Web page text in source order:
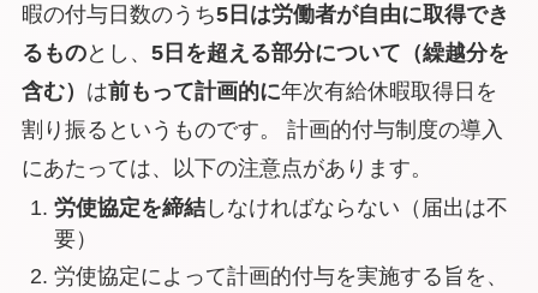
暇の付与日数のうち5日は労働者が自由に取得でき
るものとし、 5日を超える部分について（繰越分を
含む） は前もって計画的に年次有給休暇取得日を
割り振るというものです。 計画的付与制度の導入
にあたっては、以下の注意点があります。
労使協定を締結しなければならない（届出は不
要）
労使協定によって計画的付与を実施する旨を、